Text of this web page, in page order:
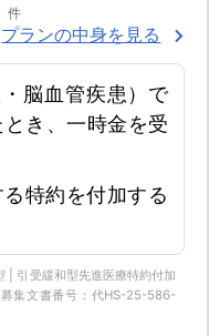
件
プランの中身を見る
脳血管疾患）で
き、一時金を受
特約を付加する
| 引受緩和型先進医療特約付加
集文書番号：代HS-25-586-